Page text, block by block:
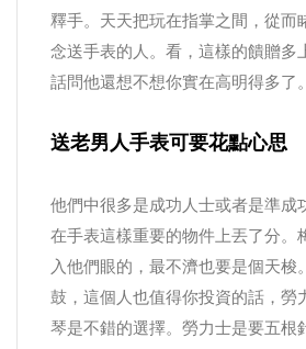
釋手。天天把玩在指掌之間，從而
念送手表的人。看，這樣的饋贈多
話問他還想不想你實在高明得多了。
送老男人手表可要花點心思
他們中很多是成功人士或者是準成
在手表這樣重要的物件上丟了分。
入他們眼的，最不濟也要是個天梭
鼓，這個人也值得你投資的話，勞
琴是不錯的選擇。勞力士是要五根